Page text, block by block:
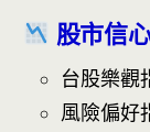
股市信
台股樂觀
風險偏好